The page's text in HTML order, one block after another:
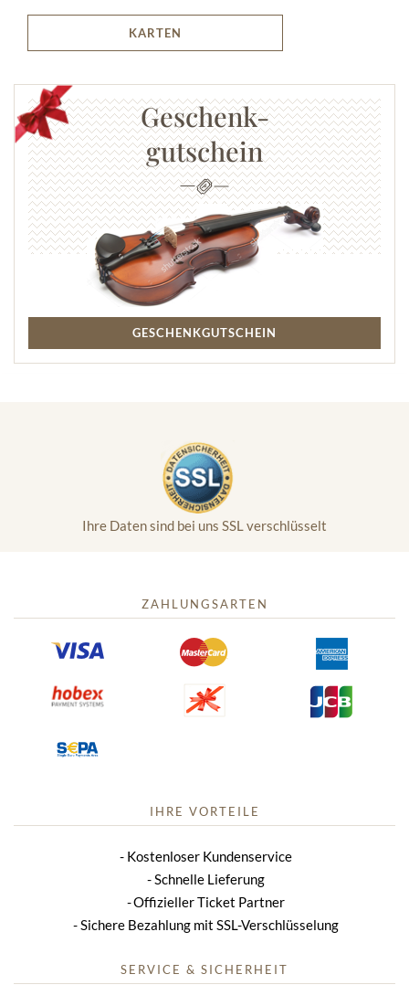
KARTEN
Geschenk-
gutschein
GESCHENKGUTSCHEIN
Ihre Daten sind bei uns SSL verschlüsselt
ZAHLUNGSARTEN
IHRE VORTEILE
Kostenloser Kundenservice
Schnelle Lieferung
Offizieller Ticket Partner
Sichere Bezahlung mit SSL-Verschlüsselung
SERVICE & SICHERHEIT